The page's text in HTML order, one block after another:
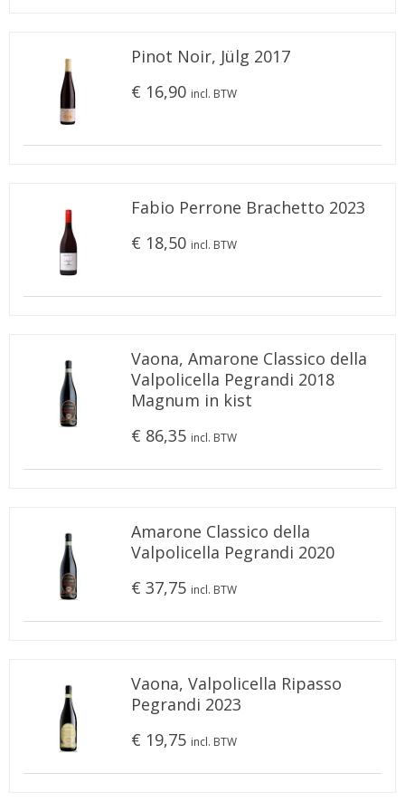
Pinot Noir, Jülg 2017
€ 16,90 incl. BTW
Fabio Perrone Brachetto 2023
€ 18,50 incl. BTW
Vaona, Amarone Classico della
Valpolicella Pegrandi 2018
Magnum in kist
€ 86,35 incl. BTW
Amarone Classico della
Valpolicella Pegrandi 2020
€ 37,75 incl. BTW
Vaona, Valpolicella Ripasso
Pegrandi 2023
€ 19,75 incl. BTW